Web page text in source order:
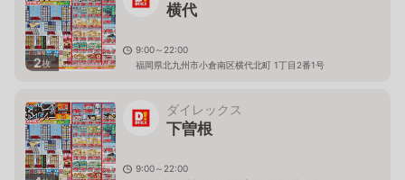
2枚
横代
9:00～22:00
福岡県北九州市小倉南区横代北町 1丁目2番1号
ダイレックス
下曽根
9:00～22:00